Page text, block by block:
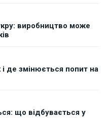
виробництво може
і де змінюється попит на
що відбувається у